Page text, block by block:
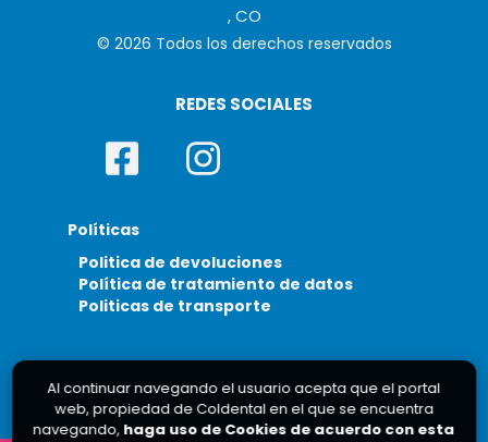
, CO
© 2026 Todos los derechos reservados
REDES SOCIALES
Políticas
Politica de devoluciones
Política de tratamiento de datos
Politicas de transporte
Al continuar navegando el usuario acepta que el portal
web, propiedad de Coldental en el que se encuentra
navegando, haga uso de Cookies de acuerdo con esta